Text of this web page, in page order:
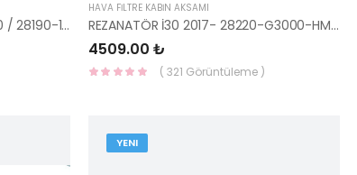
RESONATÖR GETZ 28190-1C100 / 28190-1C000-HMC
HAVA FİLTRE KABİN AKSAMI
REZANATÖR İ30 2017- 28220-G3000-HMC
4509.00 ₺
( 321 Görüntüleme )
YENI